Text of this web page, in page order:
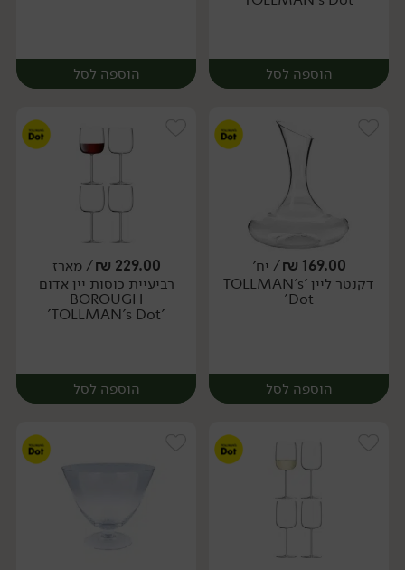
הוספה לסל
מארז
הוספה לסל
יח׳
169.00
₪/ יח׳
דקנטר ליין 'TOLLMAN's
Dot'
הוספה לסל
229.00
₪/ מארז
רביעיית כוסות יין אדום
BOROUGH
'TOLLMAN's Dot'
הוספה לסל